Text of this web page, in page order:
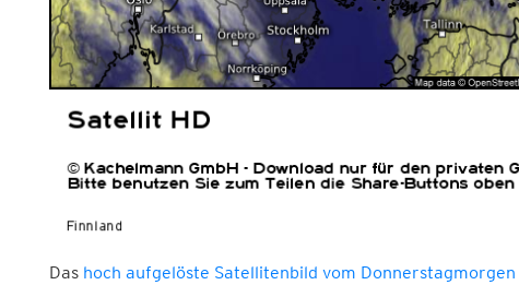
Das hoch aufgelöste Satellitenbild vom Donnerstagmorgen